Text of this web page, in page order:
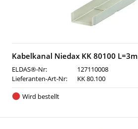
Kabelkanal Niedax KK 80100 L=3m
ELDAS®-Nr:
127110008
Lieferanten-Art-Nr:
KK 80.100
Wird bestellt